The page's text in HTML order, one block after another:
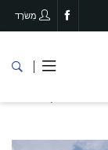
מִשׂרָד